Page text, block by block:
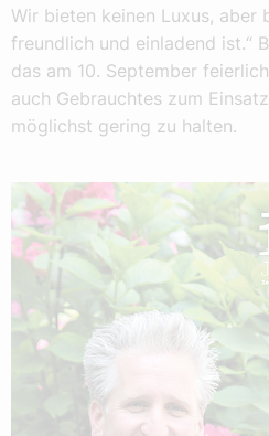
Wir bieten keinen Luxus, aber
freundlich und einladend ist.“
das am 10. September
auch Gebrauchtes zum
möglichst gering zu halten.